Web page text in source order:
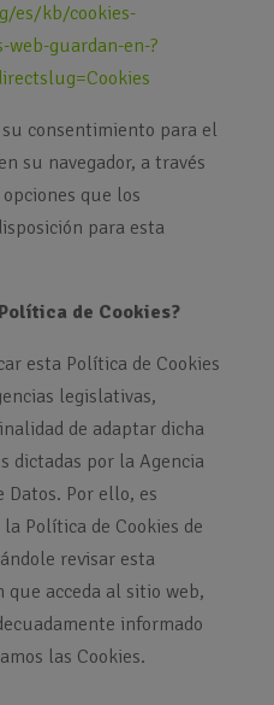
es/kb/cookies-
guardan-en-?
consentimiento para el
su navegador, a través
que los
para esta
de Cookies?
esta Política de Cookies
legislativas,
de adaptar dicha
dictadas por la Agencia
Datos. Por ello, es
Política de Cookies de
revisar esta
acceda al sitio web,
informado
las Cookies.